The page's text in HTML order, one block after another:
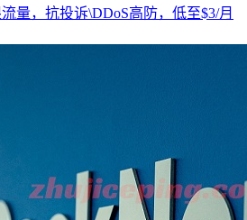
量，抗投诉\DDoS高防，低至$3/月